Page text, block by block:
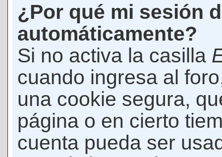
¿Por qué mi sesión
automáticamente?
Si no activa la casilla
cuando ingresa al
una cookie segura,
página o en cierto
cuenta pueda ser